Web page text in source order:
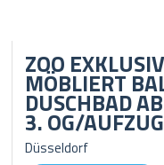
ZOO
MÖBLIERT
DUSCHBAD
3. OG/
Düsseldorf